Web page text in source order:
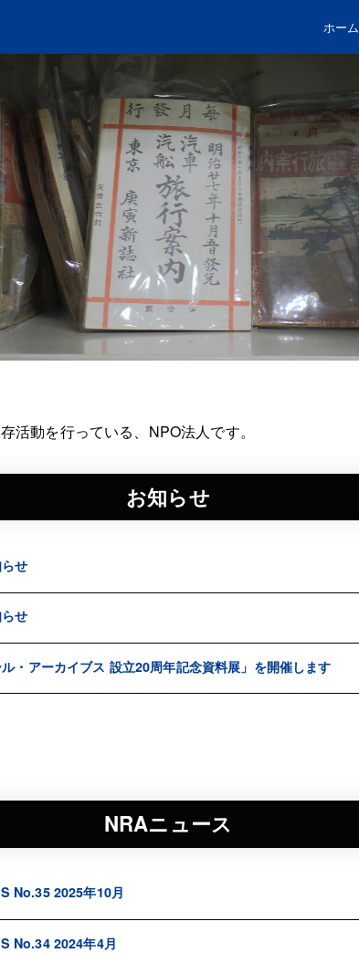
ホーム
活動を行っている、NPO法人です。
お知らせ
せ
せ
・アーカイブス 設立20周年記念資料展」を開催します
NRAニュース
No.35 2025年10月
No.34 2024年4月